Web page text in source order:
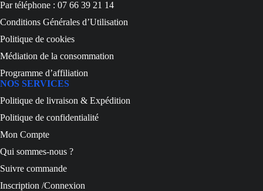
Par téléphone : 07 66 39 21 14
Conditions Générales d’Utilisation
Politique de cookies
Médiation de la consommation
Programme d’affiliation
NOS SERVICES
Politique de livraison & Expédition
Politique de confidentialité
Mon Compte
Qui sommes-nous ?
Suivre commande
Inscription /Connexion